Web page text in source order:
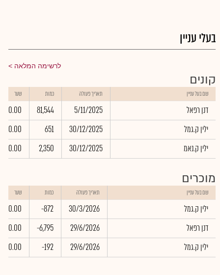
בעלי עניין
לרשימה המלאה
קונים
שם בעל עניין תאריך פעולה כמות שער
דנן רפאל 5/11/2025
81,544
0.00
ילין ק.גמל
30/12/2025
651
0.00
ילין ק.נאמ
30/12/2025
2,350
0.00
מוכרים
שם בעל עניין תאריך פעולה כמות שער
ילין ק.גמל 30/3/2026
-872
0.00
דנן רפאל
29/6/2026
-6,795
0.00
ילין ק.גמל
29/6/2026
-192
0.00